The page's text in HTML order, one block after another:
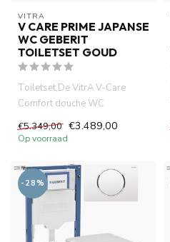
VITRA
V CARE PRIME JAPANSE
WC GEBERIT
TOILETSET GOUD
Toiletset,De VitrA V-Care
Comfort douche WC
combineert hig-tech
technologie, com...
€5.349,00 €3.489,00
Op voorraad
-28%